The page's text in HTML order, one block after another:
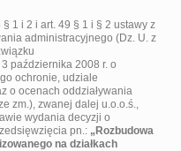
1 i 2 i art. 49 § 1 i § 2 ustawy z
administracyjnego (Dz. U. z
października 2008 r. o
ochronie, udziale
o ocenach oddziaływania
zm.), zwanej dalej u.o.o.ś.,
wydania decyzji o
pn.: „Rozbudowa
na działkach